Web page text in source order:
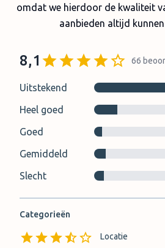
omdat we hierdoor de kwaliteit
aanbieden altijd
8,1 66
Uitstekend
Heel goed
Goed
Gemiddeld
Slecht
Categorieën
Locatie